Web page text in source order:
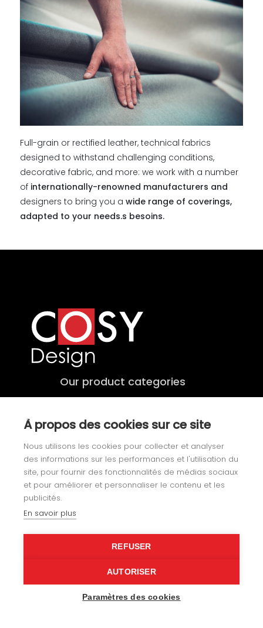
Full-grain or rectified leather, technical fabrics
designed to withstand challenging conditions,
decorative fabric, and more: we work with a number
of internationally-renowned manufacturers and
designers to bring you a wide range of coverings,
adapted to your needs.s besoins.
Our product categories
Yachting
Fixtures
Specialist upholstery
Leisure
About us
Recruitment
À propos des cookies sur ce site
Nous utilisons les cookies pour collecter et analyser
des informations sur les performances et l'utilisation du
site, pour fournir des fonctionnalités de médias sociaux
et pour améliorer et personnaliser le contenu et les
publicités.
En savoir plus
REFUSER
AUTORISER
Paramètres des cookies